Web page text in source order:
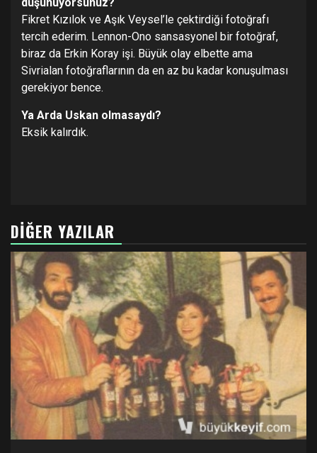
Fikret Kızılok ve Aşık Veysel’le çektirdiği fotoğrafı
tercih ederim. Lennon-Ono sansasyonel bir fotoğraf,
biraz da Erkin Koray işi. Büyük olay elbette ama
Sivrialan fotoğraflarının da en az bu kadar konuşulması
gerekiyor bence.
Ya Arda Uskan olmasaydı?
Eksik kalırdık.
DIĞER YAZILAR